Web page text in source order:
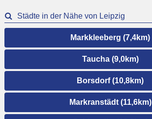
Städte in der Nähe von Leipzig
Markkleeberg (7,4km)
Taucha (9,0km)
Borsdorf (10,8km)
Markranstädt (11,6km)